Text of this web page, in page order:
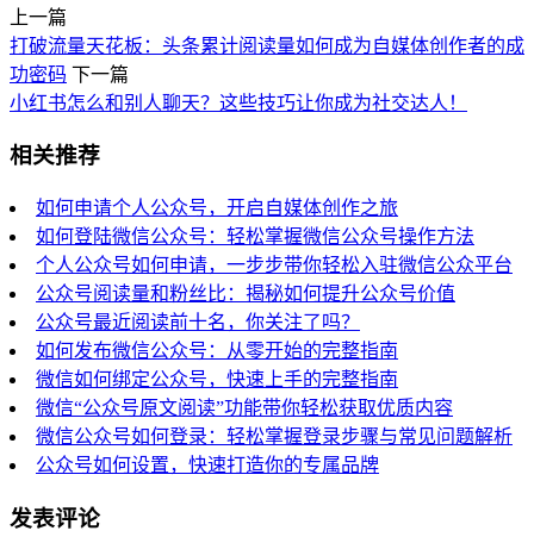
上一篇
打破流量天花板：头条累计阅读量如何成为自媒体创作者的成
功密码 下一篇
小红书怎么和别人聊天？这些技巧让你成为社交达人！
相关推荐
如何申请个人公众号，开启自媒体创作之旅
如何登陆微信公众号：轻松掌握微信公众号操作方法
个人公众号如何申请，一步步带你轻松入驻微信公众平台
公众号阅读量和粉丝比：揭秘如何提升公众号价值
公众号最近阅读前十名，你关注了吗？
如何发布微信公众号：从零开始的完整指南
微信如何绑定公众号，快速上手的完整指南
微信“公众号原文阅读”功能带你轻松获取优质内容
微信公众号如何登录：轻松掌握登录步骤与常见问题解析
公众号如何设置，快速打造你的专属品牌
发表评论